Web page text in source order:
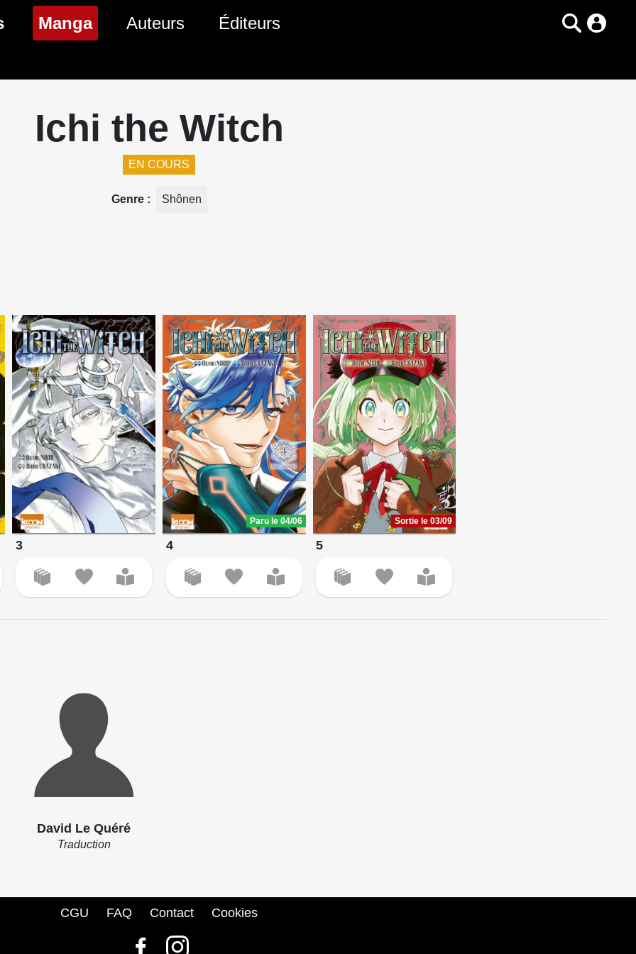
Manga(page courante)
Genres Manga
Auteurs Éditeurs
Ichi the Witch
EN COURS
Genre Shônen
3
Paru le 04/06
4
Sortie le 03/09
5
David Le Quéré
Traduction
CGU FAQ Contact Cookies